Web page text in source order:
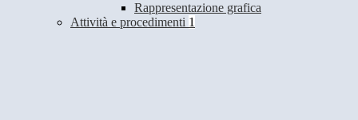
Rappresentazione grafica
Attività e procedimenti 1